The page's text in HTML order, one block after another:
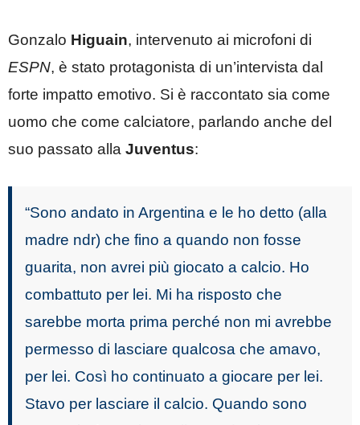
Gonzalo Higuain, intervenuto ai microfoni di
ESPN, è stato protagonista di un’intervista dal
forte impatto emotivo. Si è raccontato sia come
uomo che come calciatore, parlando anche del
suo passato alla Juventus:
“Sono andato in Argentina e le ho detto (alla
madre ndr) che fino a quando non fosse
guarita, non avrei più giocato a calcio. Ho
combattuto per lei. Mi ha risposto che
sarebbe morta prima perché non mi avrebbe
permesso di lasciare qualcosa che amavo,
per lei. Così ho continuato a giocare per lei.
Stavo per lasciare il calcio. Quando sono